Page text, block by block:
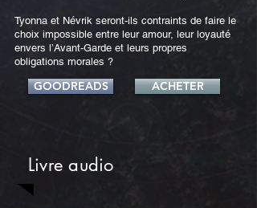
Tyonna et Névrik seront-ils contraints de faire le
choix impossible entre leur amour, leur loyauté
envers l’Avant-Garde et leurs propres
obligations morales ?
GOODREADS ACHETER
Livre audio